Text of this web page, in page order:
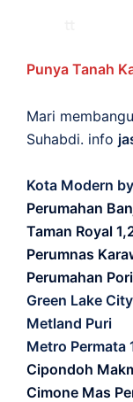
Punya Tanah
Mari
Suhabdi. info
Kota Modern
Perumahan
Taman Royal
Perumnas
Perumahan
Green Lake City
Metland Puri
Metro Permata
Cipondoh
Cimone Mas